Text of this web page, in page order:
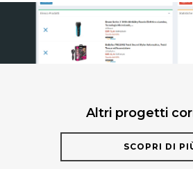
Altri progetti
SCOPRI DI